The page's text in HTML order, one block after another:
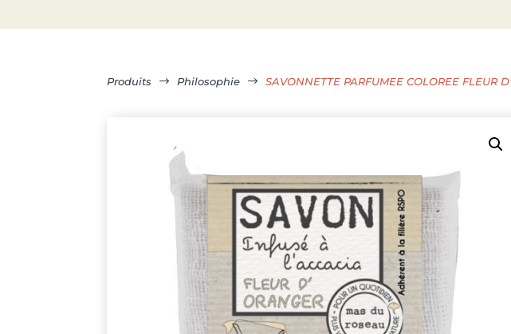
Produits $ Philosophie $ SAVONNETTE PARFUMEE COLOREE FLEUR